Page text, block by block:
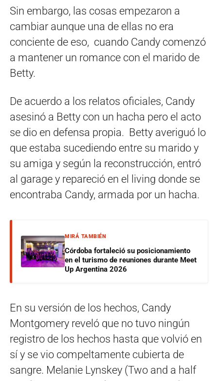
Sin embargo, las cosas empezaron a
cambiar aunque una de ellas no era
conciente de eso, cuando Candy comenzó
a mantener un romance con el marido de
Betty.
De acuerdo a los relatos oficiales, Candy
asesinó a Betty con un hacha pero el acto
se dio en defensa propia. Betty averiguó lo
que estaba sucediendo entre su marido y
su amiga y según la reconstrucción, entró
al garage y repareció en el living donde se
encontraba Candy, armada por un hacha.
MIRÁ TAMBIÉN
Córdoba fortaleció su posicionamiento
en el turismo de reuniones durante Meet
Up Argentina 2026
En su versión de los hechos, Candy
Montgomery reveló que no tuvo ningún
registro de los hechos hasta que volvió en
sí y se vio compeltamente cubierta de
sangre. Melanie Lynskey (Two and a half